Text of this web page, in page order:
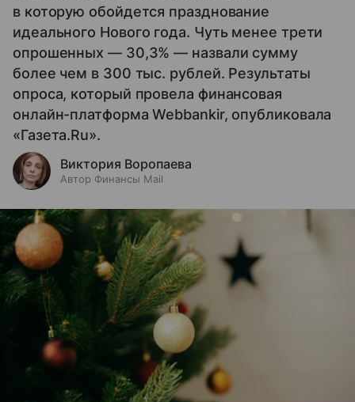
в которую обойдется празднование
идеального Нового года. Чуть менее трети
опрошенных — 30,3% — назвали сумму
более чем в 300 тыс. рублей. Результаты
опроса, который провела финансовая
онлайн-платформа Webbankir, опубликовала
«Газета.Ru».
Виктория Воропаева
Автор Финансы Mail